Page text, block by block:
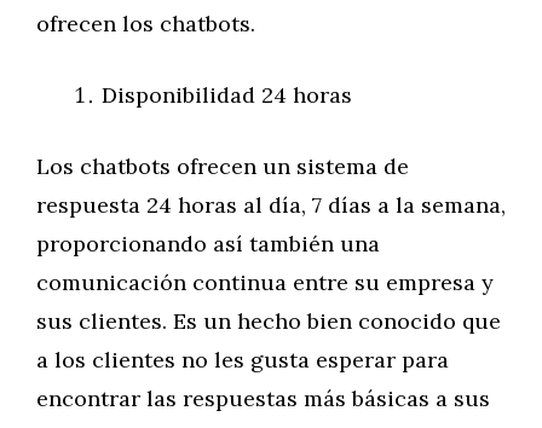
ofrecen los chatbots.
Disponibilidad 24 horas
Los chatbots ofrecen un sistema de
respuesta 24 horas al día, 7 días a la semana,
proporcionando así también una
comunicación continua entre su empresa y
sus clientes. Es un hecho bien conocido que
a los clientes no les gusta esperar para
encontrar las respuestas más básicas a sus